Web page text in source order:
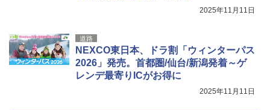
2025年11月11日
道路
NEXCO東日本、ドラ割「ウィンターパス
2026」発売。首都圏/仙台/新潟発着～ゲ
レンデ最寄りICがお得に
2025年11月11日